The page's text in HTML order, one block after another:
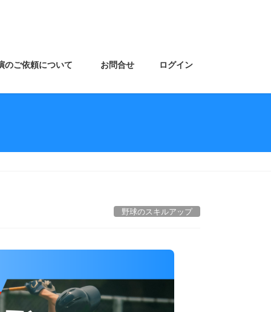
のご依頼について お問合せ ログイン
野球のスキルアップ